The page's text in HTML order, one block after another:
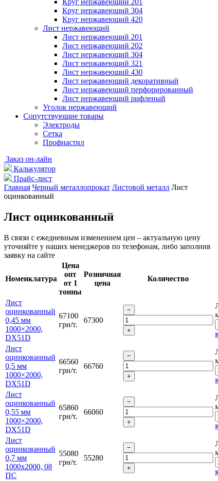
Круг нержавеющий 201
Круг нержавеющий 304
Круг нержавеющий 420
Лист нержавеющий
Лист нержавеющий 201
Лист нержавеющий 202
Лист нержавеющий 304
Лист нержавеющий 321
Лист нержавеющий 430
Лист нержавеющий декоративный
Лист нержавеющий перфорированный
Лист нержавеющий рифленый
Уголок нержавеющий
Cопутствующие товары
Электроды
Сетка
Профнастил
Заказ он-лайн
Калькулятор
Прайс-лист
Главная Черный металлопрокат Листовой металл Лист
оцинкованный
Лист оцинкованный
В связи с ежедневным изменением цен – актуальную цену
уточняйте у наших менеджеров по телефонам, либо заполнив
заявку на сайте
Номенклатура
Цена
опт
от 1
тонны
Розничная
цена
Количество
Лист
оцинкованный
0,45 мм
1000×2000,
DX51D
67100
грн/т.
67300
Лист
оцинкованный
0,5 мм
1000×2000,
DX51D
66560
грн/т.
66760
Лист
оцинкованный
0,55 мм
1000×2000,
DX51D
65860
грн/т.
66060
Лист
оцинкованный
0,7 мм
1000х2000, 08
ПС
55080
грн/т.
55280